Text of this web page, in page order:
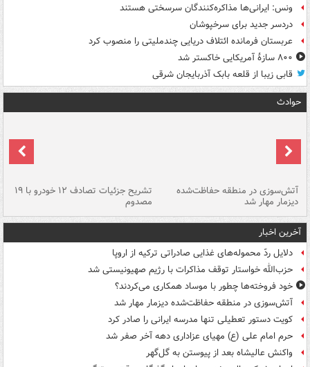
ونس: ایرانی‌ها مذاکره‌کنندگان سرسختی هستند
دردسر جدید برای سرخپوشان
عربستان فرمانده ائتلاف دریایی چندملیتی را منصوب کرد
۸۰۰ سازۀ آمریکایی خاکستر شد
قابی زیبا از قلعه بابک آذربایجان شرقی
حوادث
آتش‌سوزی در منطقه حفاظت‌شده
دیزمار مهار شد
تشریح جزئیات تصادف ۱۲ خودرو با ۱۹
مصدوم
آخرین اخبار
دلایل ردّ محموله‌های غذایی صادراتی ترکیه از اروپا
حزب‌الله خواستار توقف مذاکرات با رژیم صهیونیستی شد
خود فروخته‌ها چطور با موساد همکاری می‌کردند؟
آتش‌سوزی در منطقه حفاظت‌شده دیزمار مهار شد
کویت دستور تعطیلی تنها مدرسه ایرانی را صادر کرد
حرم امام علی (ع) مهیای عزاداری دهه آخر صفر شد
واکنش عالیشاه بعد از پیوستن به گل‌گهر